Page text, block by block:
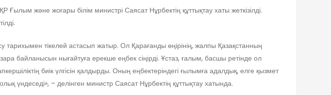
және жоғары білім министрі Саясат Нұрбектің құттықтау хаты жеткізілді.
тікелей астасып жатыр. Ол Қарағанды өңірінің, жалпы Қазақстанның
байланысын нығайтуға ерекше еңбек сіңірді. Ұстаз, ғалым, басшы ретінде ол
биік үлгісін қалдырды. Оның еңбектеріндегі ғылымға адалдық, елге қызмет
үндеседі», – делінген министр Саясат Нұрбектің құттықтау хатында.